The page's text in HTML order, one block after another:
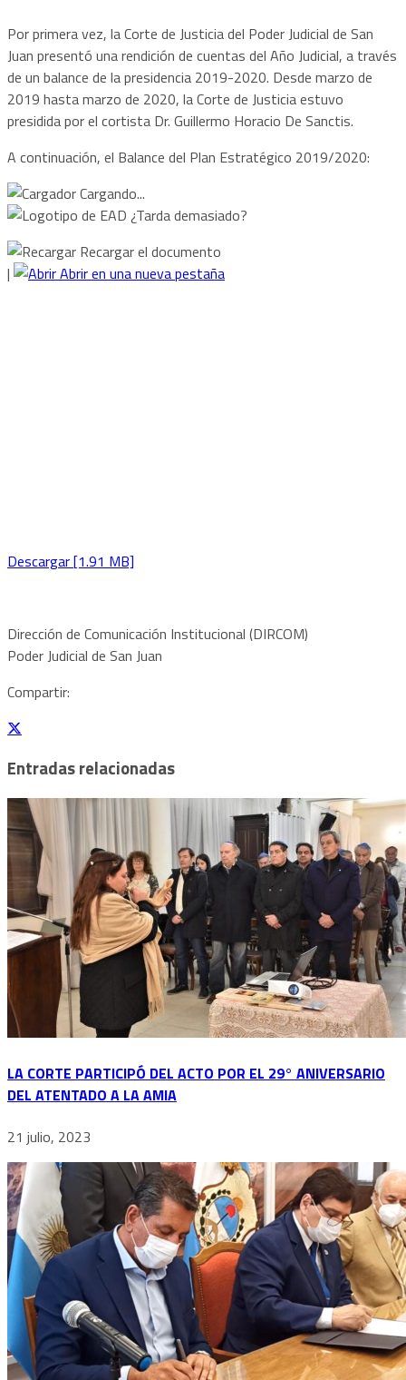
Por primera vez, la Corte de Justicia del Poder Judicial de San
Juan presentó una rendición de cuentas del Año Judicial, a través
de un balance de la presidencia 2019-2020. Desde marzo de
2019 hasta marzo de 2020, la Corte de Justicia estuvo
presidida por el cortista Dr. Guillermo Horacio De Sanctis.
A continuación, el Balance del Plan Estratégico 2019/2020:
Cargando...
¿Tarda demasiado?
Recargar el documento
|
Abrir en una nueva pestaña
Descargar [1.91 MB]
Dirección de Comunicación Institucional (DIRCOM)
Poder Judicial de San Juan
Compartir:
Entradas relacionadas
LA CORTE PARTICIPÓ DEL ACTO POR EL 29° ANIVERSARIO
DEL ATENTADO A LA AMIA
21 julio, 2023